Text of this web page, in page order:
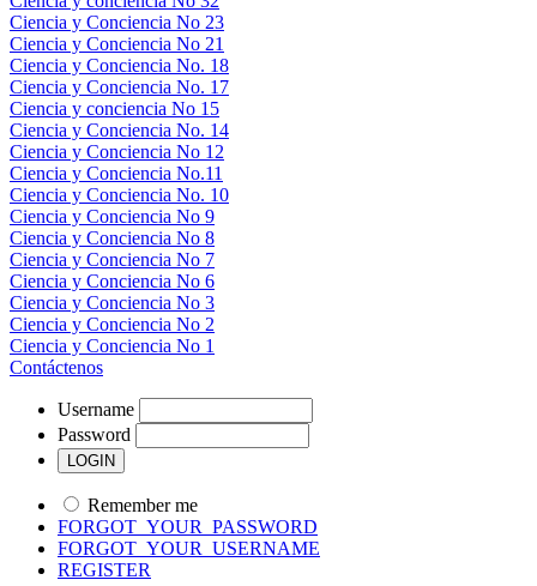
Ciencia y Conciencia No 23
Ciencia y Conciencia No 21
Ciencia y Conciencia No. 18
Ciencia y Conciencia No. 17
Ciencia y conciencia No 15
Ciencia y Conciencia No. 14
Ciencia y Conciencia No 12
Ciencia y Conciencia No.11
Ciencia y Conciencia No. 10
Ciencia y Conciencia No 9
Ciencia y Conciencia No 8
Ciencia y Conciencia No 7
Ciencia y Conciencia No 6
Ciencia y Conciencia No 3
Ciencia y Conciencia No 2
Ciencia y Conciencia No 1
Contáctenos
Username
Password
Remember me
FORGOT_YOUR_PASSWORD
FORGOT_YOUR_USERNAME
REGISTER